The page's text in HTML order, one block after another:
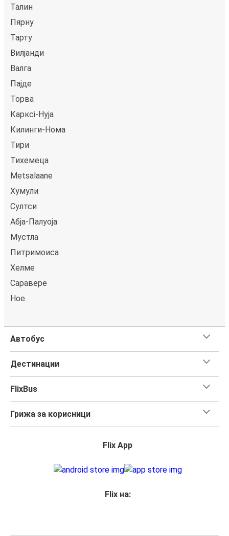
Талин
Пярну
Тарту
Вилјанди
Валга
Пајде
Торва
Карксi-Нуја
Килинги-Нома
Тири
Тихемецa
Metsalaane
Хумули
Султси
Абјa-Палуоја
Мустла
Питримоиса
Хелме
Саравере
Ное
Автобус
Дестинации
FlixBus
Грижа за корисници
Flix App
Flix на: